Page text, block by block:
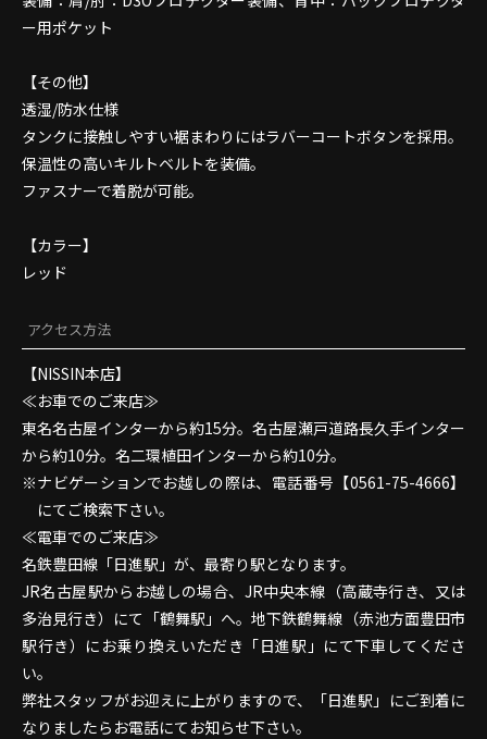
ー用ポケット
【その他】
透湿/防水仕様
タンクに接触しやすい裾まわりにはラバーコートボタンを採用。
保温性の高いキルトベルトを装備。
ファスナーで着脱が可能。
【カラー】
レッド
アクセス方法
【NISSIN本店】
≪お車でのご来店≫
東名名古屋インターから約15分。名古屋瀬戸道路長久手インター
から約10分。名二環植田インターから約10分。
ナビゲーションでお越しの際は、電話番号【0561-75-4666】
にてご検索下さい。
≪電車でのご来店≫
名鉄豊田線「日進駅」が、最寄り駅となります。
JR名古屋駅からお越しの場合、JR中央本線（高蔵寺行き、又は
多治見行き）にて「鶴舞駅」へ。地下鉄鶴舞線（赤池方面豊田市
駅行き）にお乗り換えいただき「日進駅」にて下車してくださ
い。
弊社スタッフがお迎えに上がりますので、「日進駅」にご到着に
なりましたらお電話にてお知らせ下さい。